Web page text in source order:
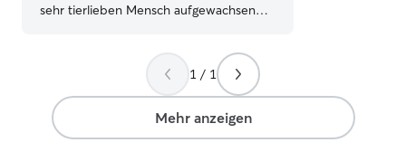
sehr tierlieben Mensch aufgewachsen
deinen Lieblingsvierbeiner. Ich komme
vorbei für Schmusebesuche, Spielzeit,
Raubkatzenfütterungen, Striegeln und
Klo putzen. Sozusagen ein Rundum
Sorglos Paket, da ich weiß wie viele
1 / 1
Mehr anzeigen